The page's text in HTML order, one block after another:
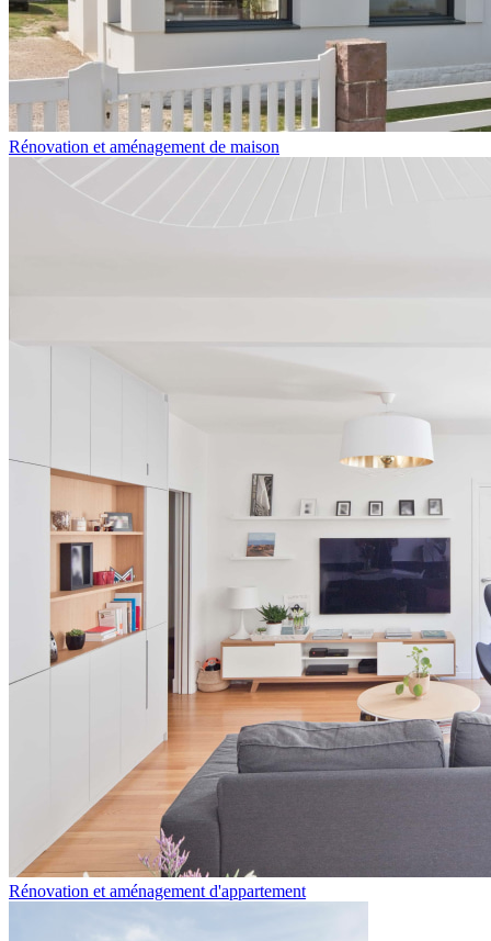
Rénovation et aménagement de maison
Rénovation et aménagement d'appartement